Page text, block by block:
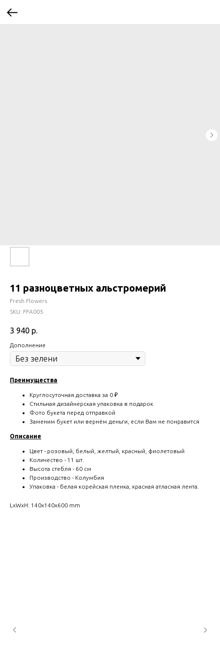
11 разноцветных альстромерий
Fresh Flowers
SKU: FFA005
3 940 р.
Дополнение
Преимущества
Круглосуточная доставка за 0 ₽
Стильная дизайнерская упаковка в подарок
Фото букета перед отправкой
Заменим букет или вернём деньги, если Вам не понравится
Описание
Цвет - розовый, белый, желтый, красный, фиолетовый
Количество - 11 шт.
Высота стебля - 60 см
Производство - Колумбия
Упаковка - белая корейская пленка, красная атласная лента.
LxWxH: 140x140x600 mm